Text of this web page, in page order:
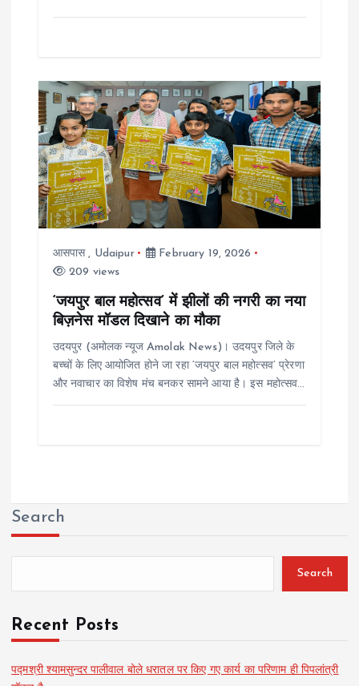
आसपास, Udaipur
February 19, 2026
209 views
‘जयपुर बाल महोत्सव’ में झीलों की नगरी का नया
बिज़नेस मॉडल दिखाने का मौका
उदयपुर (अमोलक न्यूज Amolak News)। उदयपुर जिले के
बच्चों के लिए आयोजित होने जा रहा ‘जयपुर बाल महोत्सव’ प्रेरणा
और नवाचार का विशेष मंच बनकर सामने आया है। इस महोत्सव…
Search
Search
Recent Posts
पद्मश्री श्यामसुन्दर पालीवाल बोले धरातल पर किए गए कार्य का परिणाम ही पिपलांत्री